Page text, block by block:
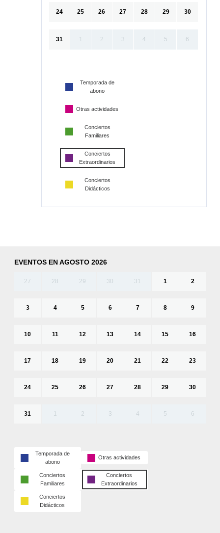
24 25 26 27 28 29 30
31 1 2 3 4 5 6
Temporada de
abono
Otras actividades
Conciertos
Familiares
Conciertos
Extraordinarios
Conciertos
Didácticos
EVENTOS EN AGOSTO 2026
27 28 29 30 31 1 2
3 4 5 6 7 8 9
10 11 12 13 14 15 16
17 18 19 20 21 22 23
24 25 26 27 28 29 30
31 1 2 3 4 5 6
Temporada de
abono
Otras actividades
Conciertos
Familiares
Conciertos
Extraordinarios
Conciertos
Didácticos